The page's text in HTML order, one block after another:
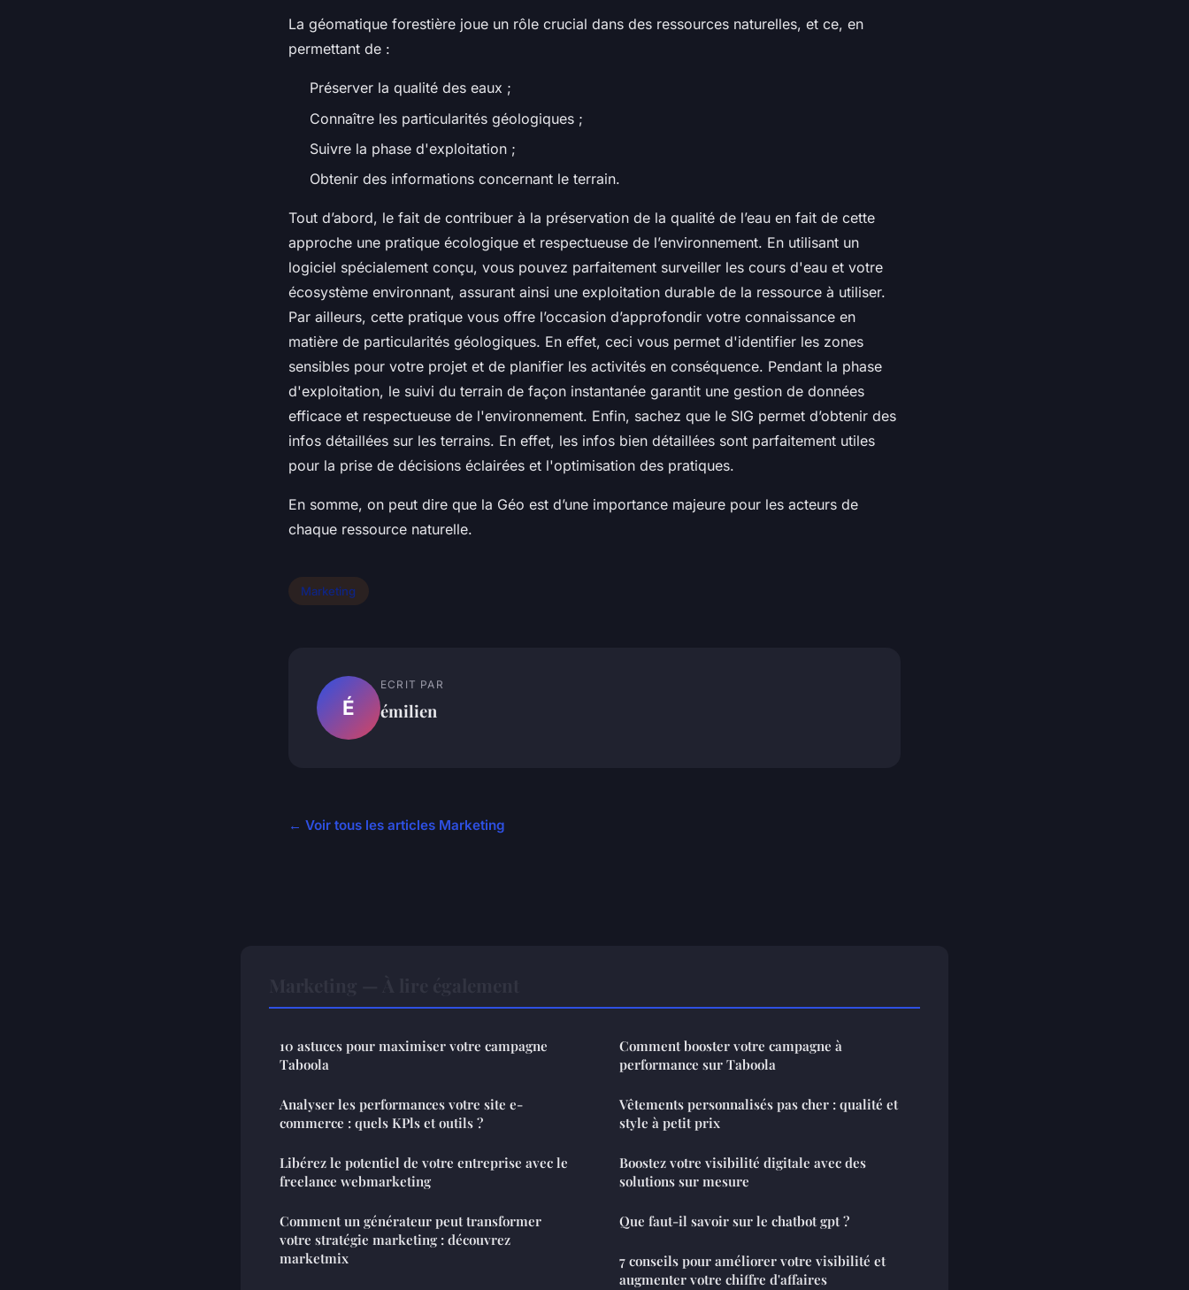
La géomatique forestière joue un rôle crucial dans des ressources naturelles, et ce, en
permettant de :
Préserver la qualité des eaux ;
Connaître les particularités géologiques ;
Suivre la phase d'exploitation ;
Obtenir des informations concernant le terrain.
Tout d’abord, le fait de contribuer à la préservation de la qualité de l’eau en fait de cette
approche une pratique écologique et respectueuse de l’environnement. En utilisant un
logiciel spécialement conçu, vous pouvez parfaitement surveiller les cours d'eau et votre
écosystème environnant, assurant ainsi une exploitation durable de la ressource à utiliser.
Par ailleurs, cette pratique vous offre l’occasion d’approfondir votre connaissance en
matière de particularités géologiques. En effet, ceci vous permet d'identifier les zones
sensibles pour votre projet et de planifier les activités en conséquence. Pendant la phase
d'exploitation, le suivi du terrain de façon instantanée garantit une gestion de données
efficace et respectueuse de l'environnement. Enfin, sachez que le SIG permet d’obtenir des
infos détaillées sur les terrains. En effet, les infos bien détaillées sont parfaitement utiles
pour la prise de décisions éclairées et l'optimisation des pratiques.
En somme, on peut dire que la Géo est d’une importance majeure pour les acteurs de
chaque ressource naturelle.
Marketing
É
ECRIT PAR
émilien
← Voir tous les articles Marketing
10 astuces pour maximiser votre campagne
Taboola
Analyser les performances votre site e-
commerce : quels KPls et outils ?
Libérez le potentiel de votre entreprise avec le
freelance webmarketing
Comment un générateur peut transformer
votre stratégie marketing : découvrez
marketmix
Comment booster votre campagne à
performance sur Taboola
Vêtements personnalisés pas cher : qualité et
style à petit prix
Boostez votre visibilité digitale avec des
solutions sur mesure
Que faut-il savoir sur le chatbot gpt ?
7 conseils pour améliorer votre visibilité et
augmenter votre chiffre d'affaires